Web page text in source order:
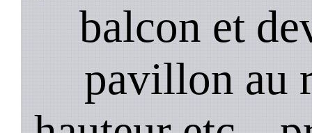
balcon et
pavillon au